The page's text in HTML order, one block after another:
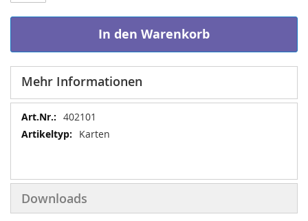
In den Warenkorb
Mehr Informationen
Mehr
Informationen
402101
Karten
Downloads